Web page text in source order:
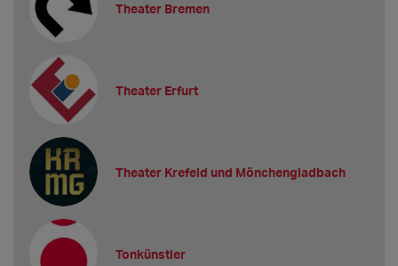
Theater Bremen
Theater Erfurt
Theater Krefeld und Mönchengladbach
Tonkünstler